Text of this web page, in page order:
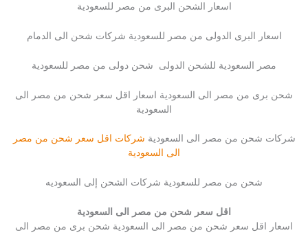
اسعار الشحن البرى من مصر للسعودية
اسعار البرى الدولى من مصر للسعودية شركات شحن الى الدمام
مصر السعودية للشحن الدولى شحن دولى من مصر للسعودية
شحن برى من مصر الى السعودية اسعار اقل سعر شحن من مصر الى
السعودية
شركات شحن من مصر الى السعودية شركات اقل سعر شحن من مصر
الى السعودية
شحن من مصر للسعودية شركات الشحن إلى السعوديه
اقل سعر شحن من مصر الى السعودية
اسعار اقل سعر شحن من مصر الى السعودية شحن برى من مصر الى